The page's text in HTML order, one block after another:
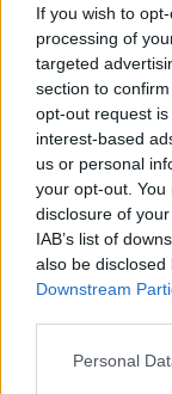
If you wish to
processing of
targeted
section to
opt-out request
interest-based
us or personal
your opt-out.
disclosure of
IAB’s list of
also be
Downstream
Please note that
Personal
benyomultak
kameráinak
ámerikai
eljárásban
felvételekről,
a saját
Vajnai kikérte
ezeket a
felvétel, amit
kamerák